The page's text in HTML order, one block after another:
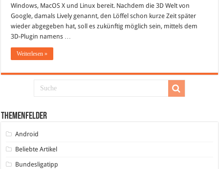
Internet
beibringen
Windows, MacOS X und Linux bereit. Nachdem die 3D Welt von
Google, damals Lively genannt, den Löffel schon kurze Zeit später
wieder abgegeben hat, soll es zukünftig möglich sein, mittels dem
3D-Plugin namens …
Weiterlesen »
Themenfelder
Android
Beliebte Artikel
Bundesligatipp